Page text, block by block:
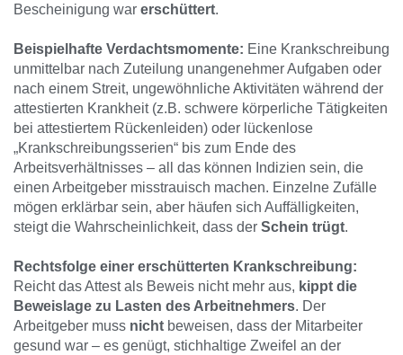
Bescheinigung war erschüttert.
Beispielhafte Verdachtsmomente: Eine Krankschreibung
unmittelbar nach Zuteilung unangenehmer Aufgaben oder
nach einem Streit, ungewöhnliche Aktivitäten während der
attestierten Krankheit (z.B. schwere körperliche Tätigkeiten
bei attestiertem Rückenleiden) oder lückenlose
„Krankschreibungsserien“ bis zum Ende des
Arbeitsverhältnisses – all das können Indizien sein, die
einen Arbeitgeber misstrauisch machen. Einzelne Zufälle
mögen erklärbar sein, aber häufen sich Auffälligkeiten,
steigt die Wahrscheinlichkeit, dass der Schein trügt.
Rechtsfolge einer erschütterten Krankschreibung:
Reicht das Attest als Beweis nicht mehr aus, kippt die
Beweislage zu Lasten des Arbeitnehmers. Der
Arbeitgeber muss nicht beweisen, dass der Mitarbeiter
gesund war – es genügt, stichhaltige Zweifel an der